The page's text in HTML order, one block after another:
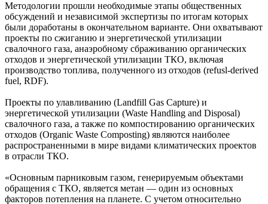
Методологии прошли необходимые этапы общественных
обсуждений и независимой экспертизы по итогам которых
были доработаны в окончательном варианте. Они охватывают
проекты по сжиганию и энергетической утилизации
свалочного газа, анаэробному сбраживанию органических
отходов и энергетической утилизации ТКО, включая
производство топлива, полученного из отходов (refusl-derived
fuel, RDF).
Проекты по улавливанию (Landfill Gas Capture) и
энергетической утилизации (Waste Handling and Disposal)
свалочного газа, а также по компостированию органических
отходов (Organic Waste Composting) являются наиболее
распространенными в мире видами климатических проектов
в отрасли ТКО.
«Основным парниковым газом, генерируемым объектами
обращения с ТКО, является метан — один из основных
факторов потепления на планете. С учетом относительно